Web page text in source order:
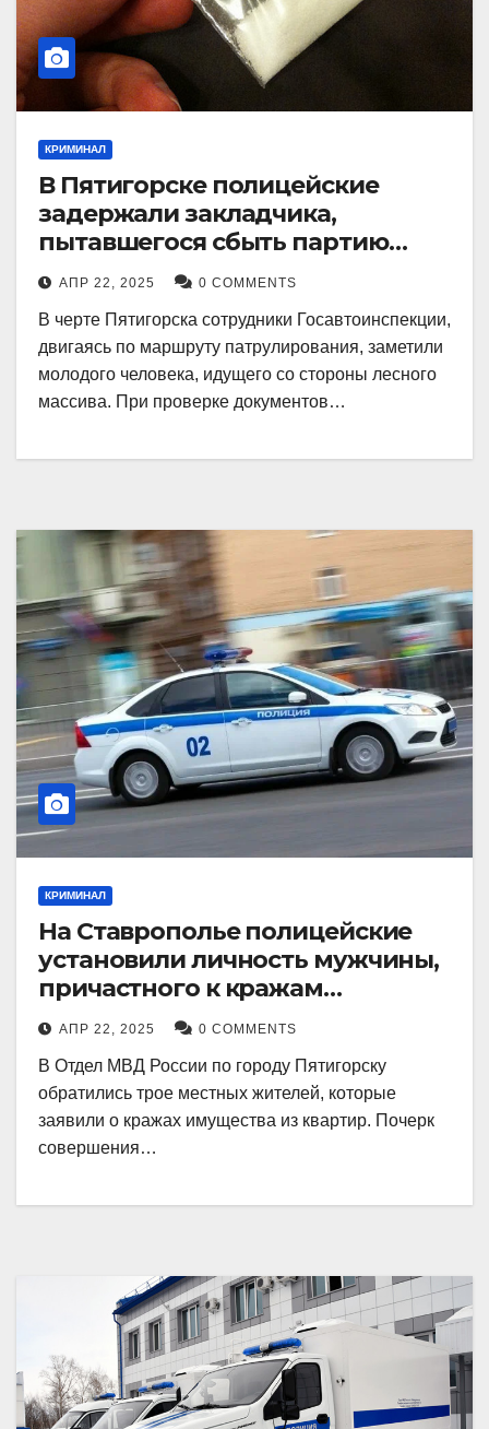
КРИМИНАЛ
В Пятигорске полицейские
задержали закладчика,
пытавшегося сбыть партию
синтетического наркотика
АПР 22, 2025 0 COMMENTS
В черте Пятигорска сотрудники Госавтоинспекции,
двигаясь по маршруту патрулирования, заметили
молодого человека, идущего со стороны лесного
массива. При проверке документов…
КРИМИНАЛ
На Ставрополье полицейские
установили личность мужчины,
причастного к кражам
имущества из квартир в
Пятигорске
АПР 22, 2025 0 COMMENTS
В Отдел МВД России по городу Пятигорску
обратились трое местных жителей, которые
заявили о кражах имущества из квартир. Почерк
совершения…